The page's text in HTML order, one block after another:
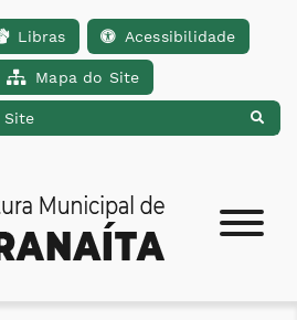
Ir para o menu [alt+2] Ir para a busca
Libras Acessibilidade
Mapa do Site